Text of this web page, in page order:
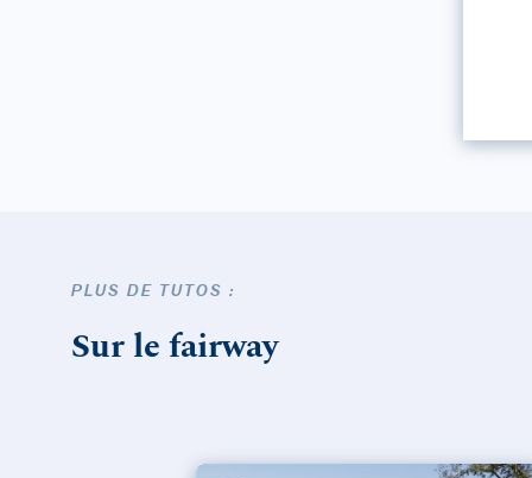
PLUS DE TUTOS :
Sur le fairway